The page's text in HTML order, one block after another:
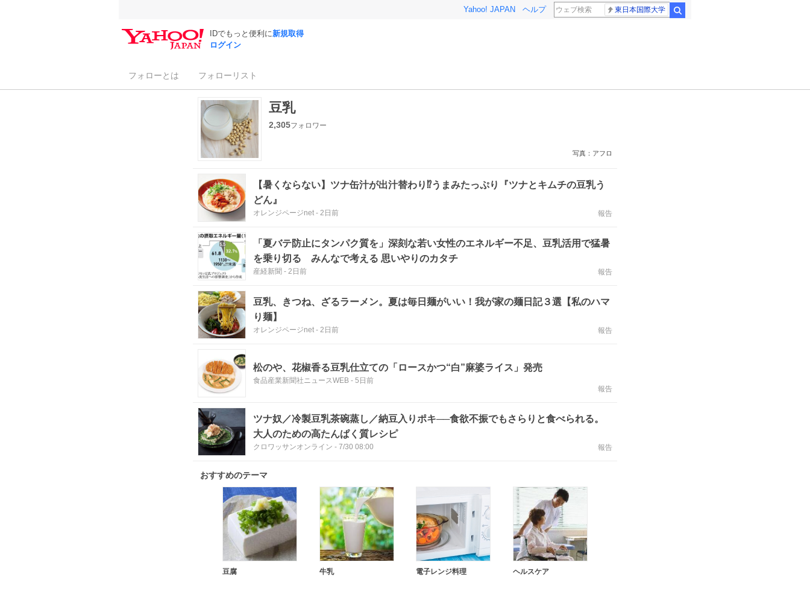
Yahoo! JAPAN ヘルプ 東日本国際大学
IDでもっと便利に新規取得
ログイン
フォローとは フォローリスト
豆乳
2,305フォロワー
写真：アフロ
【暑くならない】ツナ缶汁が出汁替わり⁉うまみたっぷり『ツナとキムチの豆乳う
どん』
オレンジページnet - 2日前 報告
「夏バテ防止にタンパク質を」深刻な若い女性のエネルギー不足、豆乳活用で猛暑
を乗り切る みんなで考える 思いやりのカタチ
産経新聞 - 2日前 報告
豆乳、きつね、ざるラーメン。夏は毎日麺がいい！我が家の麺日記３選【私のハマ
り麺】
オレンジページnet - 2日前 報告
松のや、花椒香る豆乳仕立ての「ロースかつ“白”麻婆ライス」発売
食品産業新聞社ニュースWEB - 5日前
報告
ツナ奴／冷製豆乳茶碗蒸し／納豆入りポキ──食欲不振でもさらりと食べられる。
大人のための高たんぱく質レシピ
クロワッサンオンライン - 7/30 08:00 報告
おすすめのテーマ
豆腐 牛乳 電子レンジ料理 ヘルスケア